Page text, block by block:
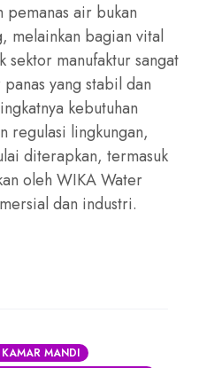
pemanas air bukan
melainkan bagian vital
manufaktur sangat
yang stabil dan
kebutuhan
regulasi lingkungan,
diterapkan, termasuk
oleh WIKA Water
dan industri.
MANDI